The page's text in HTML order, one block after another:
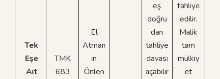
Tek
Eşe
Ait
TMK
683
El
Atman
ın
Önlen
eş
doğru
dan
tahliye
davası
açabilir
tahliye
edilir.
Malik
tam
mülkiy
et